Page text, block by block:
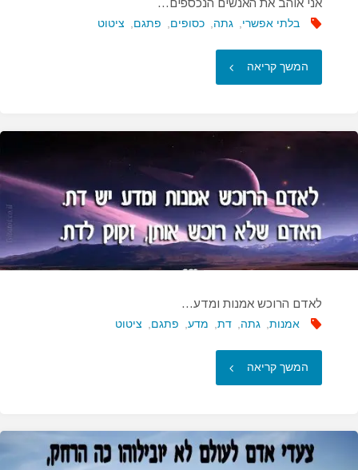
אני אוהב את האנשים הנכספים…
בלתי אפשרי, גתה, כסופים, פתגם, ציטוט
המשך קריאה "אני
את
האנשים
הנכספים…"
לאדם הרוכש אמנות ומדע…
אמנות, גתה, דת, מדע, פתגם, ציטוט
המשך קריאה "לאדם
אמנות